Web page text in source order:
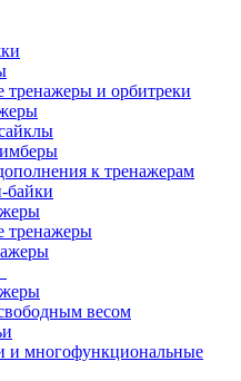
тренажеры и орбитреки
к тренажерам
байки
тренажеры
весом
и многофункциональные